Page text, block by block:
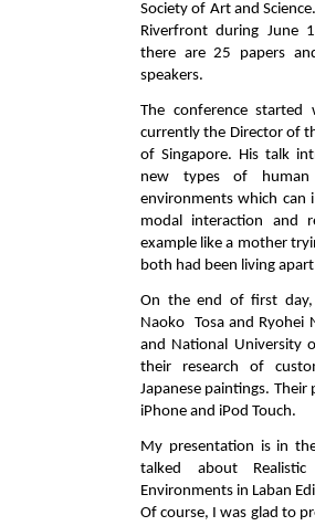
Society of Art and
Riverfront during June
there are 25 papers
speakers.
The conference
currently the Director of
of Singapore. His talk
new types of human
environments which can
modal interaction and
example like a mother
both had been living
On the end of first day,
Naoko Tosa and
and National University
their research of
Japanese paintings.
iPhone and iPod Touch.
My presentation is in
talked about
Environments in Laban
Of course, I was glad to